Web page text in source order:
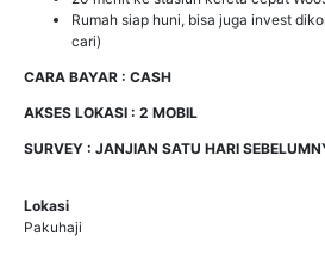
Rumah siap huni, bisa juga invest
cari)
CARA BAYAR : CASH
AKSES LOKASI : 2 MOBIL
SURVEY : JANJIAN SATU HARI
Lokasi
Pakuhaji